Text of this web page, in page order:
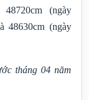
(ngày
48630cm (ngày
tháng 04 năm